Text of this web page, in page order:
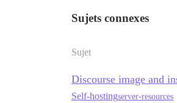
Sujets connexes
Sujet
Discourse image and
Self-hostingserver-resources